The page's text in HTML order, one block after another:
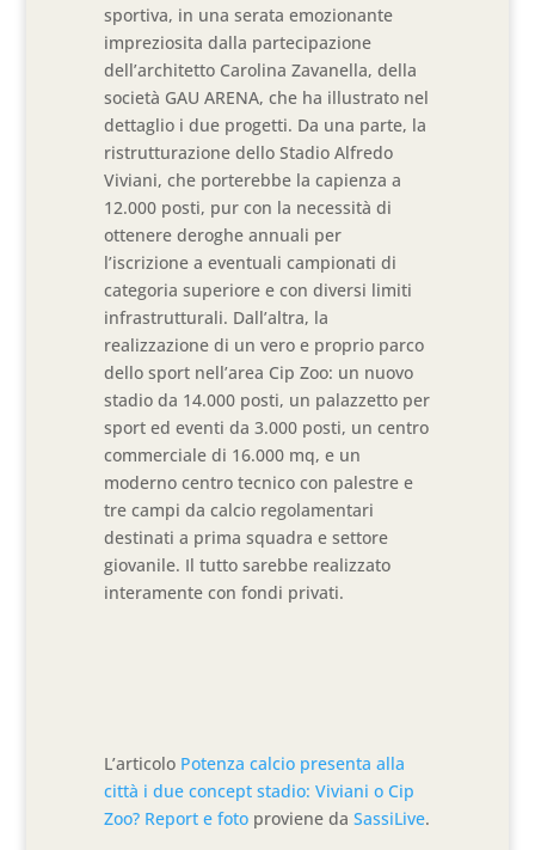
sportiva, in una serata emozionante
impreziosita dalla partecipazione
dell’architetto Carolina Zavanella, della
società GAU ARENA, che ha illustrato nel
dettaglio i due progetti. Da una parte, la
ristrutturazione dello Stadio Alfredo
Viviani, che porterebbe la capienza a
12.000 posti, pur con la necessità di
ottenere deroghe annuali per
l’iscrizione a eventuali campionati di
categoria superiore e con diversi limiti
infrastrutturali. Dall’altra, la
realizzazione di un vero e proprio parco
dello sport nell’area Cip Zoo: un nuovo
stadio da 14.000 posti, un palazzetto per
sport ed eventi da 3.000 posti, un centro
commerciale di 16.000 mq, e un
moderno centro tecnico con palestre e
tre campi da calcio regolamentari
destinati a prima squadra e settore
giovanile. Il tutto sarebbe realizzato
interamente con fondi privati.
L’articolo Potenza calcio presenta alla
città i due concept stadio: Viviani o Cip
Zoo? Report e foto proviene daSassiLive.